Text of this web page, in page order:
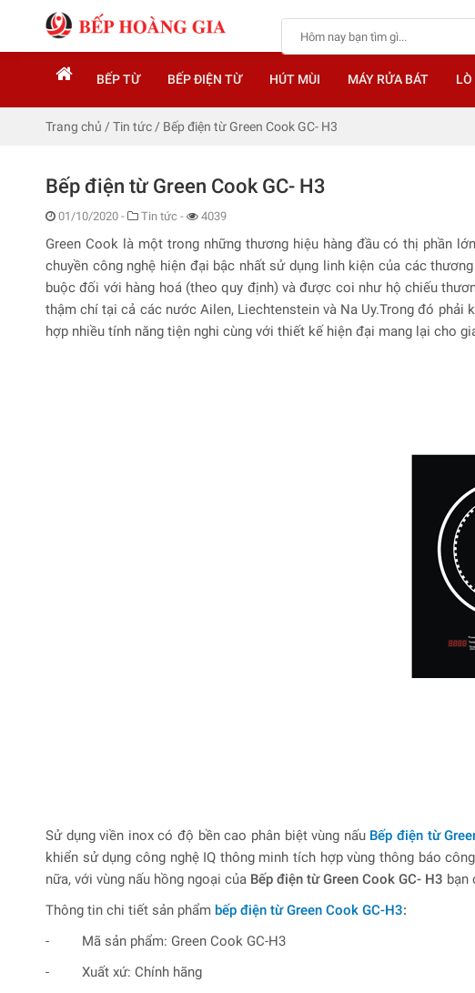
BẾP TỪ BẾP ĐIỆN TỪ HÚT MÙI MÁY RỬA BÁT LÒ
Trang chủ /Tin tức / Bếp điện từ Green Cook GC- H3
Bếp điện từ Green Cook GC- H3
01/10/2020 - Tin tức - 4039
Green Cook là một trong những thương hiệu hàng đầu có thị phần
chuyền công nghệ hiện đại bậc nhất sử dụng linh kiện của các
buộc đối với hàng hoá (theo quy định) và được coi như hộ chiếu
thậm chí tại cả các nước Ailen, Liechtenstein và Na Uy.Trong đó phải
hợp nhiều tính năng tiện nghi cùng với thiết kế hiện đại mang lại cho
Sử dụng viền inox có độ bền cao phân biệt vùng nấu Bếp điện từ
khiển sử dụng công nghệ IQ thông minh tích hợp vùng thông báo
nữa, với vùng nấu hồng ngoại của Bếp điện từ Green Cook GC- H3 bạn
Thông tin chi tiết sản phẩm bếp điện từ Green Cook GC-H3:
- Mã sản phẩm: Green Cook GC-H3
- Xuất xứ: Chính hãng